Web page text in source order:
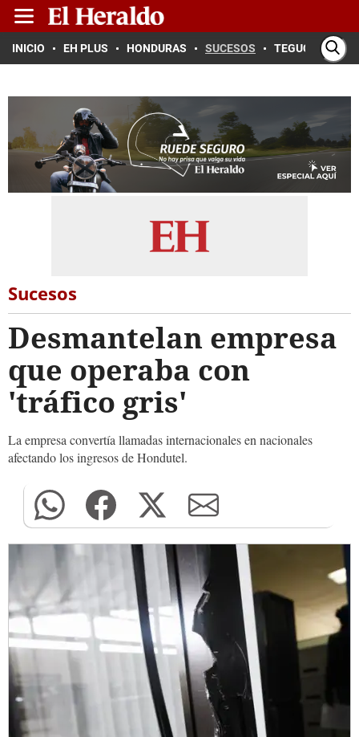
INICIO EH PLUS HONDURAS SUCESOS TEGUCIGALPA
Sucesos
Desmantelan empresa
que operaba con
'tráfico gris'
La empresa convertía llamadas internacionales en nacionales
afectando los ingresos de Hondutel.